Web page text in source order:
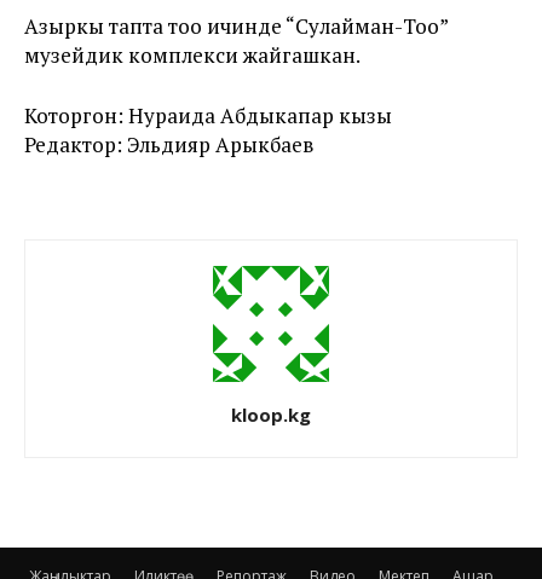
Азыркы тапта тоо ичинде “Сулайман-Тоо”
музейдик комплекси жайгашкан.
Которгон: Нураида Абдыкапар кызы
Редактор: Эльдияр Арыкбаев
kloop.kg